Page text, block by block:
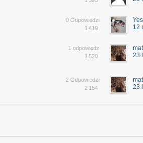
0 Odpowiedzi
1 419
12
1 odpowiedz
1 520
23
2 Odpowiedzi
2 154
23